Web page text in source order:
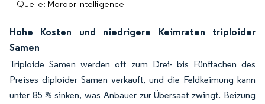
Quelle: Mordor Intelligence
Hohe Kosten und niedrigere Keimraten triploider
Samen
Triploide Samen werden oft zum Drei- bis Fünffachen des
Preises diploider Samen verkauft, und die Feldkeimung kann
unter 85 % sinken, was Anbauer zur Übersaat zwingt. Beizung